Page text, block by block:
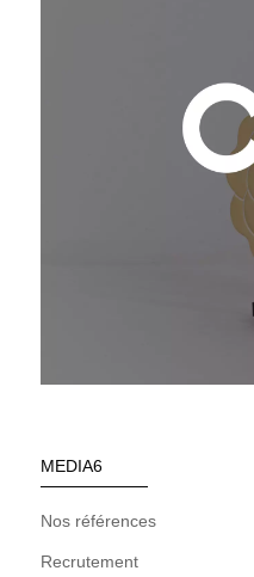
MEDIA6
Nos références
Recrutement